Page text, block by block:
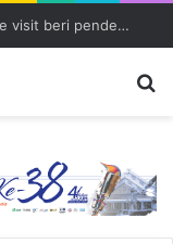
BGS beyond the boardroom: Corporate visit beri pendedahan dunia korporat kepada PELAJAR UUM